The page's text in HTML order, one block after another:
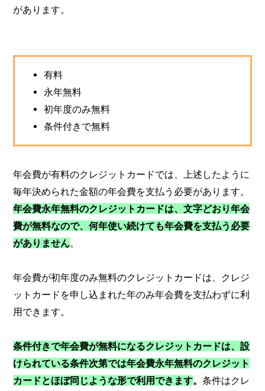
があります。
有料
永年無料
初年度のみ無料
条件付きで無料
年会費が有料のクレジットカードでは、上述したように
毎年決められた金額の年会費を支払う必要があります。
年会費永年無料のクレジットカードは、文字どおり年会
費が無料なので、何年使い続けても年会費を支払う必要
がありません。
年会費が初年度のみ無料のクレジットカードは、クレジ
ットカードを申し込まれた年のみ年会費を支払わずに利
用できます。
条件付きで年会費が無料になるクレジットカードは、設
けられている条件次第では年会費永年無料のクレジット
カードとほぼ同じような形で利用できます。条件はクレ